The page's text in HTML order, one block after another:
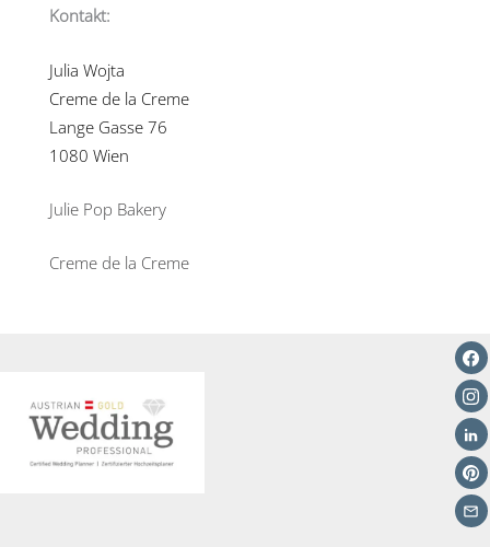
Kontakt:
Julia Wojta
Creme de la Creme
Lange Gasse 76
1080 Wien
Julie Pop Bakery
Creme de la Creme